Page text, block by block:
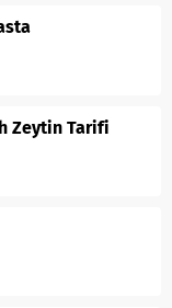
Zeytin Tarifi